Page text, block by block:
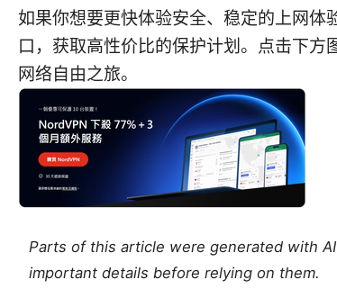
如果你想要更快体验安全、稳定的上网体
口，获取高性价比的保护计划。点击下方
网络自由之旅。
Parts of this article were generated with
important details before relying on them.